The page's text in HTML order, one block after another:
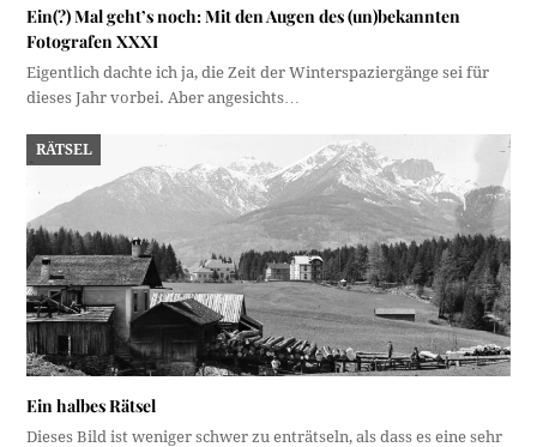
Ein(?) Mal geht’s noch: Mit den Augen des (un)bekannten
Fotografen XXXI
Eigentlich dachte ich ja, die Zeit der Winterspaziergänge sei für
dieses Jahr vorbei. Aber angesichts…
RÄTSEL
Ein halbes Rätsel
Dieses Bild ist weniger schwer zu enträtseln, als dass es eine sehr